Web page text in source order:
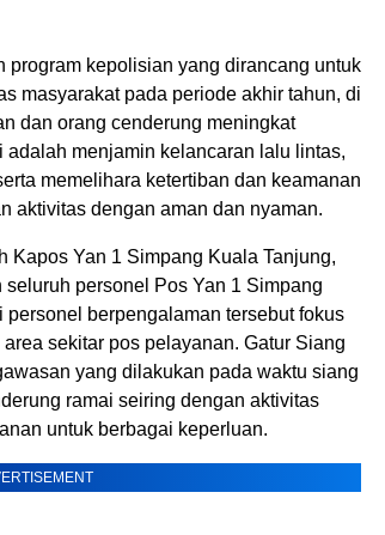
program kepolisian yang dirancang untuk
masyarakat pada periode akhir tahun, di
dan orang cenderung meningkat
menjamin kelancaran lalu lintas,
memelihara ketertiban dan keamanan
aktivitas dengan aman dan nyaman.
Kapos Yan 1 Simpang Kuala Tanjung,
seluruh personel Pos Yan 1 Simpang
personel berpengalaman tersebut fokus
sekitar pos pelayanan. Gatur Siang
yang dilakukan pada waktu siang
ramai seiring dengan aktivitas
untuk berbagai keperluan.